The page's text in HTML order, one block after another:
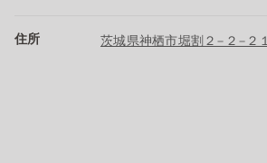
住所 茨城県神栖市堀割２−２−２１